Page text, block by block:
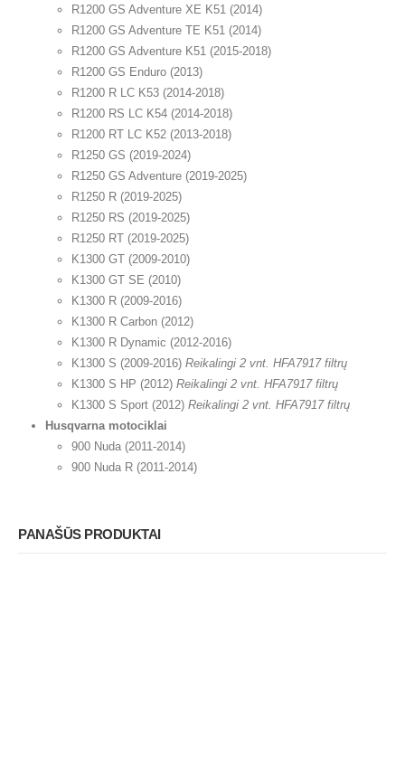
R1200 GS Adventure XE K51 (2014)
R1200 GS Adventure TE K51 (2014)
R1200 GS Adventure K51 (2015-2018)
R1200 GS Enduro (2013)
R1200 R LC K53 (2014-2018)
R1200 RS LC K54 (2014-2018)
R1200 RT LC K52 (2013-2018)
R1250 GS (2019-2024)
R1250 GS Adventure (2019-2025)
R1250 R (2019-2025)
R1250 RS (2019-2025)
R1250 RT (2019-2025)
K1300 GT (2009-2010)
K1300 GT SE (2010)
K1300 R (2009-2016)
K1300 R Carbon (2012)
K1300 R Dynamic (2012-2016)
K1300 S (2009-2016)Reikalingi 2 vnt. HFA7917 filtrų
K1300 S HP (2012)Reikalingi 2 vnt. HFA7917 filtrų
K1300 S Sport (2012)Reikalingi 2 vnt. HFA7917 filtrų
Husqvarna motociklai
900 Nuda (2011-2014)
900 Nuda R (2011-2014)
PANAŠŪS PRODUKTAI